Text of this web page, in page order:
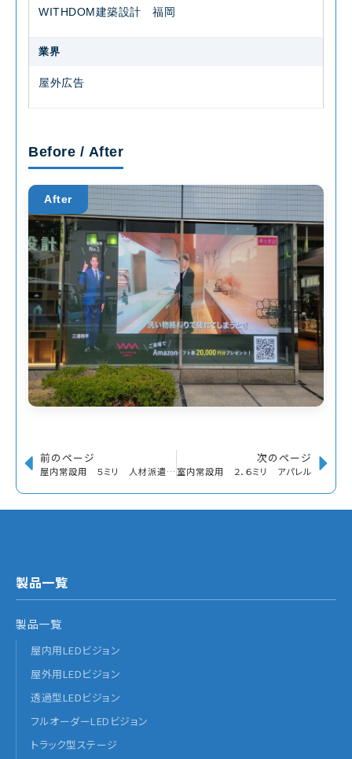
WITHDOM建築設計 福岡
業界
屋外広告
Before / After
After
前のページ
屋内常設用 ５ミリ 人材派遣業
次のページ
室内常設用 ２．６ミリ アパレル
製品一覧
製品一覧
屋内用LEDビジョン
屋外用LEDビジョン
透過型LEDビジョン
フルオーダーLEDビジョン
トラック型ステージ